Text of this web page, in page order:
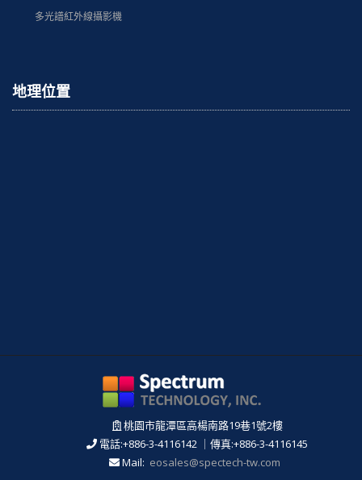
多光譜紅外線攝影機
地理位置
桃園市龍潭區高楊南路19巷1號2樓
電話:+886-3-4116142 ｜傳真:+886-3-4116145
Mail: eosales@spectech-tw.com